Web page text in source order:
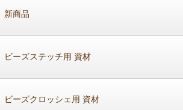
新商品
ビーズステッチ用 資材
ビーズクロッシェ用 資材